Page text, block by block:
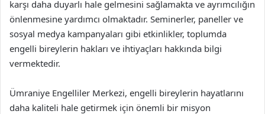
karşı daha duyarlı hale gelmesini sağlamakta ve ayrımcılığın
önlenmesine yardımcı olmaktadır. Seminerler, paneller ve
sosyal medya kampanyaları gibi etkinlikler, toplumda
engelli bireylerin hakları ve ihtiyaçları hakkında bilgi
vermektedir.
Ümraniye Engelliler Merkezi, engelli bireylerin hayatlarını
daha kaliteli hale getirmek için önemli bir misyon